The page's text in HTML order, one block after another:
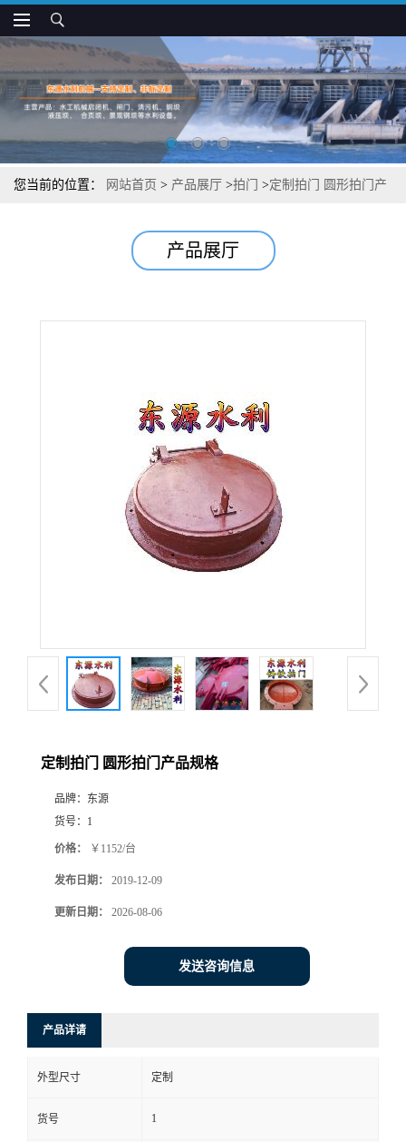
您当前的位置： 网站首页 > 产品展厅 >拍门 >定制拍门 圆形拍门产
产品展厅
定制拍门 圆形拍门产品规格
品牌： 东源
货号： 1
价格： ￥1152/台
发布日期： 2019-12-09
更新日期： 2026-08-06
发送咨询信息
产品详请
外型尺寸 定制
货号 1